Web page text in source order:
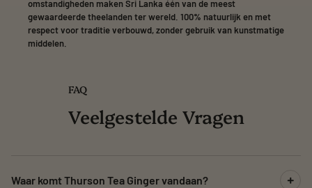
omstandigheden maken Sri Lanka één van de meest
gewaardeerde theelanden ter wereld. 100% natuurlijk en met
respect voor traditie verbouwd, zonder gebruik van kunstmatige
middelen.
FAQ
Veelgestelde Vragen
Waar komt Thurson Tea Ginger vandaan?